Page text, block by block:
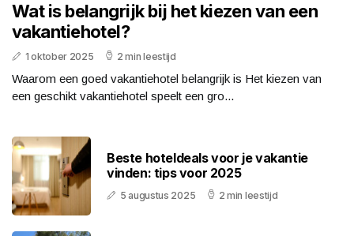
Wat is belangrijk bij het kiezen van een
vakantiehotel?
1 oktober 2025 2 min leestijd
Waarom een goed vakantiehotel belangrijk is Het kiezen van
een geschikt vakantiehotel speelt een gro...
Beste hoteldeals voor je vakantie
vinden: tips voor 2025
5 augustus 2025 2 min leestijd